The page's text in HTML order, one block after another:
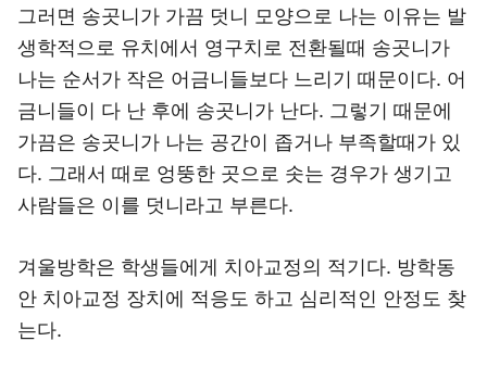
그러면 송곳니가 가끔 덧니 모양으로 나는 이유는 발
생학적으로 유치에서 영구치로 전환될때 송곳니가
나는 순서가 작은 어금니들보다 느리기 때문이다. 어
금니들이 다 난 후에 송곳니가 난다. 그렇기 때문에
가끔은 송곳니가 나는 공간이 좁거나 부족할때가 있
다. 그래서 때로 엉뚱한 곳으로 솟는 경우가 생기고
사람들은 이를 덧니라고 부른다.
겨울방학은 학생들에게 치아교정의 적기다. 방학동
안 치아교정 장치에 적응도 하고 심리적인 안정도 찾
는다.